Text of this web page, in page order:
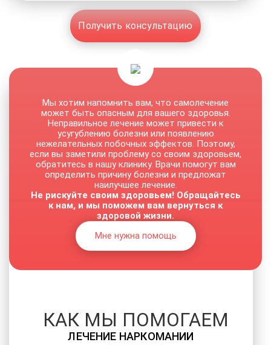
Получить консультацию
ЛЕЧЕНИЕ НАРКОМАНИИ
Мы хотим напомнить вам, что самолечение
может быть опасным для вашего здоровья.
Неправильное лечение может привести к
усугублению болезни или появлению
нежелательных побочных эффектов. Поэтому,
если вы заметили проблему со своим здоровьем,
обратитесь в нашу клинику. Врачи помогут вам
определить причину болезни и предложат
наилучшее лечение.
Не рискуйте своим здоровьем! Обращайтесь
к нам, и мы поможем вам вернуться к
здоровой жизни.
Мне нужна помощь
КАК МЫ ПОМОГАЕМ